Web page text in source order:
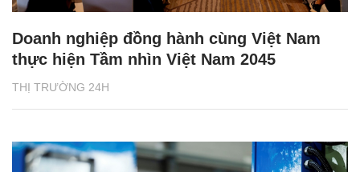
THỊ TRƯỜNG 24H
Doanh nghiệp đồng hành cùng Việt Nam
thực hiện Tầm nhìn Việt Nam 2045